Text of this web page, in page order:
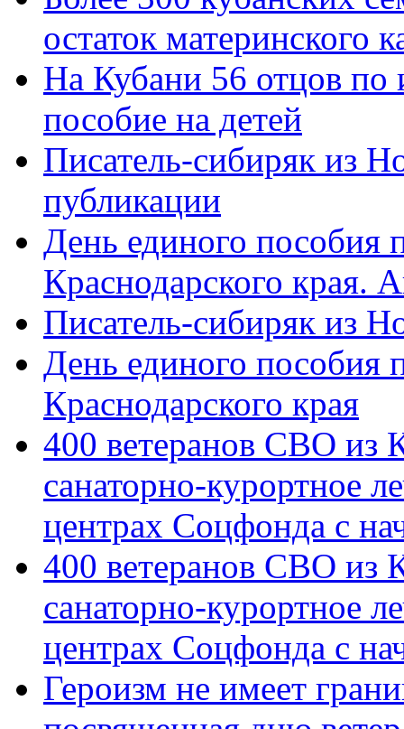
остаток материнского
На Кубани 56 отцов по
пособие на детей
Писатель-сибиряк из
публикации
День единого пособия
Краснодарского края.
Писатель-сибиряк из
День единого пособия
Краснодарского края
400 ветеранов СВО из
санаторно-курортное
центрах Соцфонда с
400 ветеранов СВО из
санаторно-курортное
центрах Соцфонда с
Героизм не имеет